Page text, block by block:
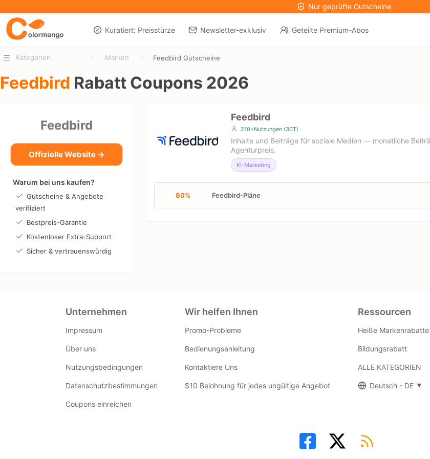
Nur geprüfte Gutscheine
Kuratiert: Preisstürze Newsletter-exklusiv Geteilte Premium-Abos
Kategorien - Marken - Feedbird Gutscheine
Feedbird Rabatt Coupons 2026
Feedbird
Offizielle Website →
Warum bei uns kaufen?
Gutscheine & Angebote
verifiziert
Bestpreis-Garantie
Kostenloser Extra-Support
Sicher & vertrauenswürdig
Feedbird
210+Nutzungen (30T)
Inhalte und Beiträge für soziale Medien — monatliche
Agenturpreis.
KI-Marketing
80% Feedbird-Pläne
Unternehmen
Impressum
Über uns
Nutzungsbedingungen
Datenschutzbestimmungen
Coupons einreichen
Wir helfen Ihnen
Promo-Probleme
Bedienungsanleitung
Kontaktiere Uns
$10 Belohnung für jedes ungültige Angebot
Ressourcen
Heiße Markenrabatte
Bildungsrabatt
ALLE KATEGORIEN
Deutsch - DE